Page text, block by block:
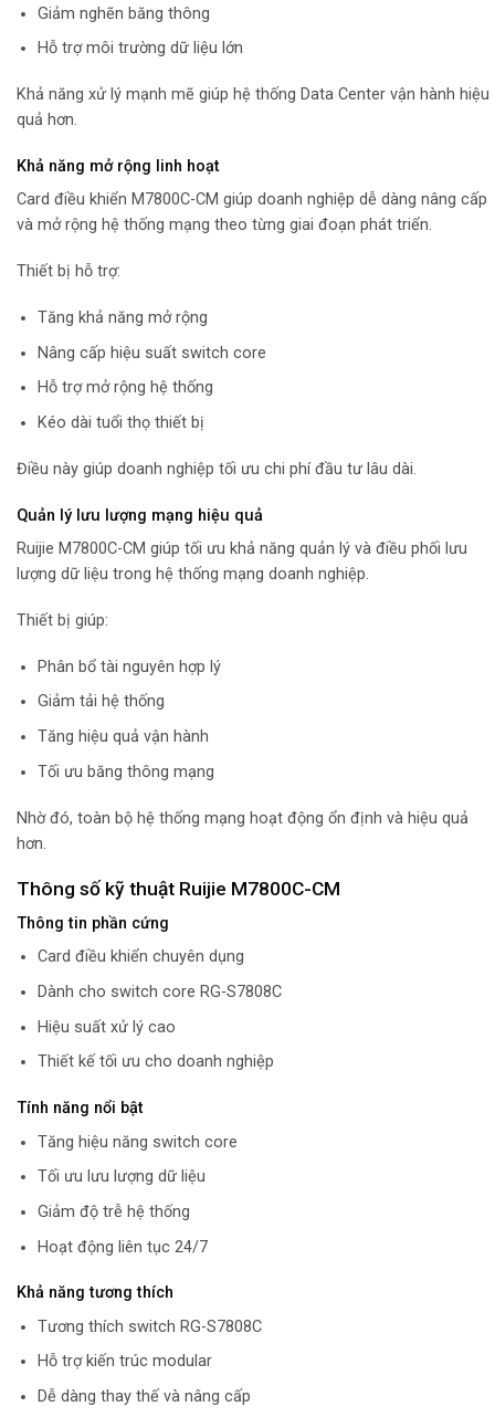
Giảm nghẽn băng thông
Hỗ trợ môi trường dữ liệu lớn
Khả năng xử lý mạnh mẽ giúp hệ thống Data Center vận hành hiệu
quả hơn.
Khả năng mở rộng linh hoạt
Card điều khiển M7800C-CM giúp doanh nghiệp dễ dàng nâng cấp
và mở rộng hệ thống mạng theo từng giai đoạn phát triển.
Thiết bị hỗ trợ:
Tăng khả năng mở rộng
Nâng cấp hiệu suất switch core
Hỗ trợ mở rộng hệ thống
Kéo dài tuổi thọ thiết bị
Điều này giúp doanh nghiệp tối ưu chi phí đầu tư lâu dài.
Quản lý lưu lượng mạng hiệu quả
Ruijie M7800C-CM giúp tối ưu khả năng quản lý và điều phối lưu
lượng dữ liệu trong hệ thống mạng doanh nghiệp.
Thiết bị giúp:
Phân bổ tài nguyên hợp lý
Giảm tải hệ thống
Tăng hiệu quả vận hành
Tối ưu băng thông mạng
Nhờ đó, toàn bộ hệ thống mạng hoạt động ổn định và hiệu quả
hơn.
Thông số kỹ thuật Ruijie M7800C-CM
Thông tin phần cứng
Card điều khiển chuyên dụng
Dành cho switch core RG-S7808C
Hiệu suất xử lý cao
Thiết kế tối ưu cho doanh nghiệp
Tính năng nổi bật
Tăng hiệu năng switch core
Tối ưu lưu lượng dữ liệu
Giảm độ trễ hệ thống
Hoạt động liên tục 24/7
Khả năng tương thích
Tương thích switch RG-S7808C
Hỗ trợ kiến trúc modular
Dễ dàng thay thế và nâng cấp